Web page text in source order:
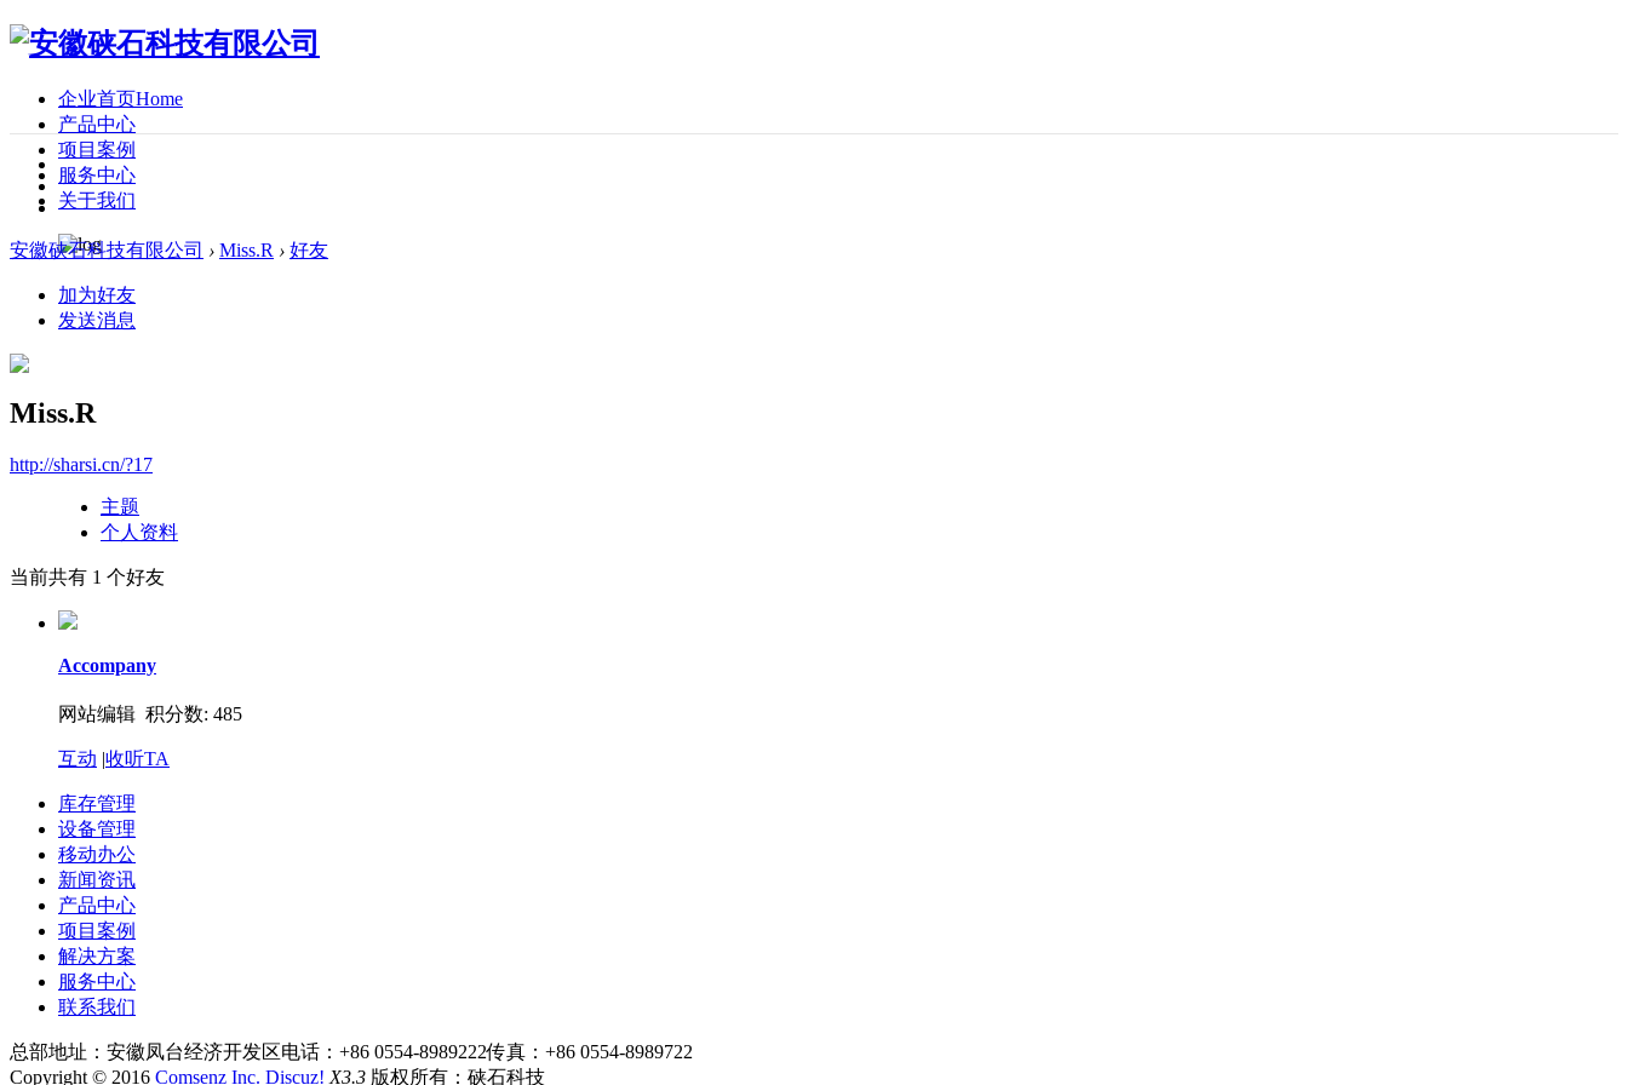
企业首页Home
产品中心
项目案例
服务中心
关于我们
安徽硖石科技有限公司 › Miss.R › 好友
加为好友
发送消息
Miss.R
http://sharsi.cn/?17
主题
个人资料
当前共有 1 个好友
Accompany
网站编辑 积分数: 485
互动 |收听TA
库存管理
设备管理
移动办公
新闻资讯
产品中心
项目案例
解决方案
服务中心
联系我们
总部地址：安徽凤台经济开发区电话：+86 0554-8989222传真：+86 0554-8989722
Copyright © 2016 Comsenz Inc. Discuz! X3.3 版权所有：硖石科技